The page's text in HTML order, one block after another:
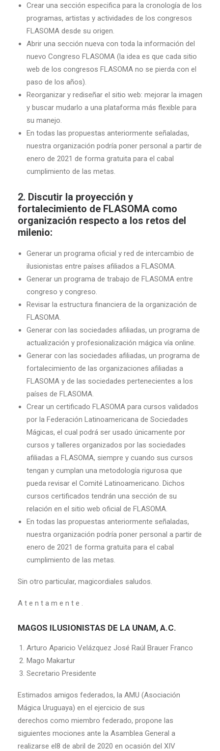
Crear una sección especifica para la cronología de los
programas, artistas y actividades de los congresos
FLASOMA desde su origen.
Abrir una sección nueva con toda la información del
nuevo Congreso FLASOMA (la idea es que cada sitio
web de los congresos FLASOMA no se pierda con el
paso de los años).
Reorganizar y rediseñar el sitio web: mejorar la imagen
y buscar mudarlo a una plataforma más flexible para
su manejo.
En todas las propuestas anteriormente señaladas,
nuestra organización podría poner personal a partir de
enero de 2021 de forma gratuita para el cabal
cumplimiento de las metas.
2. Discutir la proyección y
fortalecimiento de FLASOMA como
organización respecto a los retos del
milenio:
Generar un programa oficial y red de intercambio de
ilusionistas entre países afiliados a FLASOMA.
Generar un programa de trabajo de FLASOMA entre
congreso y congreso.
Revisar la estructura financiera de la organización de
FLASOMA.
Generar con las sociedades afiliadas, un programa de
actualización y profesionalización mágica vía online.
Generar con las sociedades afiliadas, un programa de
fortalecimiento de las organizaciones afiliadas a
FLASOMA y de las sociedades pertenecientes a los
países de FLASOMA.
Crear un certificado FLASOMA para cursos validados
por la Federación Latinoamericana de Sociedades
Mágicas, el cual podrá ser usado únicamente por
cursos y talleres organizados por las sociedades
afiliadas a FLASOMA, siempre y cuando sus cursos
tengan y cumplan una metodología rigurosa que
pueda revisar el Comité Latinoamericano. Dichos
cursos certificados tendrán una sección de su
relación en el sitio web oficial de FLASOMA.
En todas las propuestas anteriormente señaladas,
nuestra organización podría poner personal a partir de
enero de 2021 de forma gratuita para el cabal
cumplimiento de las metas.
Sin otro particular, magicordiales saludos.
A t e n t a m e n t e .
MAGOS ILUSIONISTAS DE LA UNAM, A.C.
Arturo Aparicio Velázquez José Raúl Brauer Franco
Mago Makartur
Secretario Presidente
Estimados amigos federados, la AMU (Asociación
Mágica Uruguaya) en el ejercicio de sus
derechos como miembro federado, propone las
siguientes mociones ante la Asamblea General a
realizarse el8 de abril de 2020 en ocasión del XIV